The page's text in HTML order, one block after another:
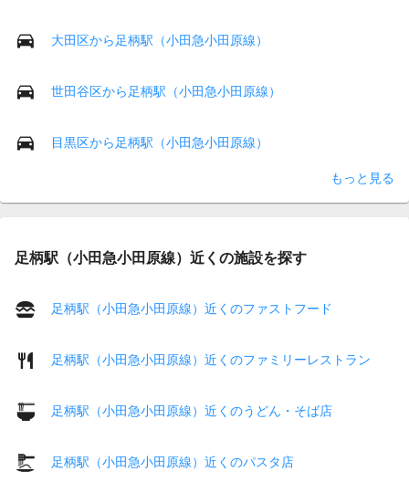
大田区から足柄駅（小田急小田原線）
世田谷区から足柄駅（小田急小田原線）
目黒区から足柄駅（小田急小田原線）
もっと見る
足柄駅（小田急小田原線）近くの施設を探す
足柄駅（小田急小田原線）近くのファストフード
足柄駅（小田急小田原線）近くのファミリーレストラン
足柄駅（小田急小田原線）近くのうどん・そば店
足柄駅（小田急小田原線）近くのパスタ店